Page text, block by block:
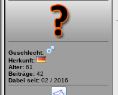
Geschlecht:
Herkunft:
Alter: 61
Beiträge: 42
Dabei seit: 02 / 2016